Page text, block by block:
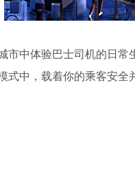
市中体验巴士司机的日
中，载着你的乘客安全